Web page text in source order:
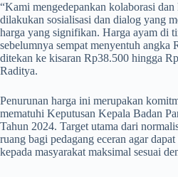
“Kami mengedepankan kolaborasi
dilakukan sosialisasi dan dialog yang
harga yang signifikan. Harga ayam di
sebelumnya sempat menyentuh
ditekan ke kisaran Rp38.500 hingga
Raditya.
Penurunan harga ini merupakan
mematuhi Keputusan Kepala Badan
Tahun 2024. Target utama dari
ruang bagi pedagang eceran agar
kepada masyarakat maksimal sesuai